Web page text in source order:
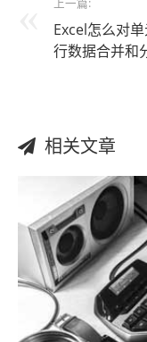
上一篇:
Excel怎么对
行数据合并和
相关文章